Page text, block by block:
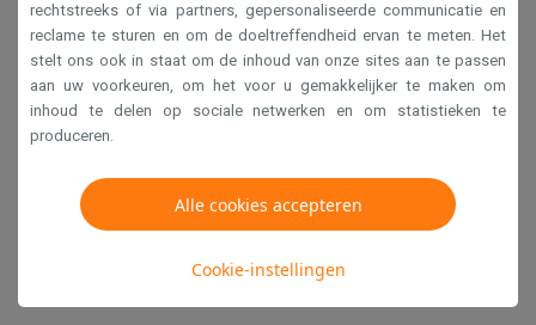
rechtstreeks of via partners, gepersonaliseerde communicatie en
reclame te sturen en om de doeltreffendheid ervan te meten. Het
stelt ons ook in staat om de inhoud van onze sites aan te passen
aan uw voorkeuren, om het voor u gemakkelijker te maken om
inhoud te delen op sociale netwerken en om statistieken te
produceren.
Alle cookies accepteren
Cookie-instellingen